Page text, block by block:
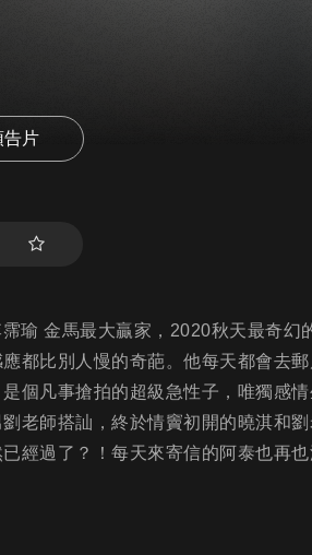
告片
瑜 金馬最大贏家，2020秋天最奇幻
都比別人慢的奇葩。他每天都會去
個凡事搶拍的超級急性子，唯獨感
老師搭訕，終於情竇初開的曉淇和
經過了？！每天來寄信的阿泰也再